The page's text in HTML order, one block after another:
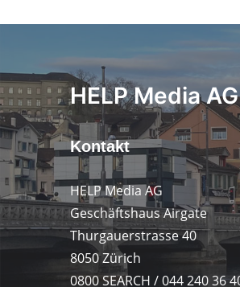
HELP Media
Kontakt
HELP Media AG
Geschäftshaus Airgate
Thurgauerstrasse 40
8050 Zürich
0800 SEARCH / 044 240 36